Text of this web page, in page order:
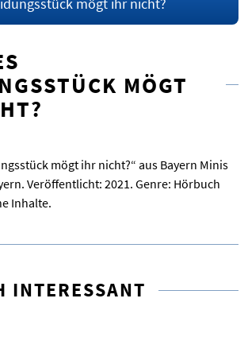
MÖGT
mögt ihr nicht?“ aus Bayern Minis
Veröffentlicht: 2021. Genre: Hörbuch
Inhalte.
INTERESSANT